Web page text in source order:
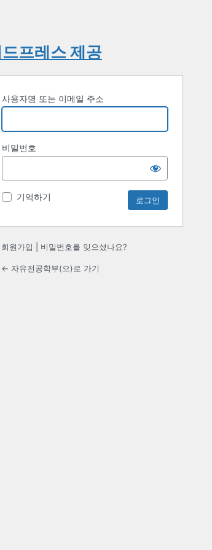
프레스 제공
사용자명 또는 이메일 주소
비밀번호
기억하기
회원가입 비밀번호를 잊으셨나요?
← 자유전공학부(으)로 가기